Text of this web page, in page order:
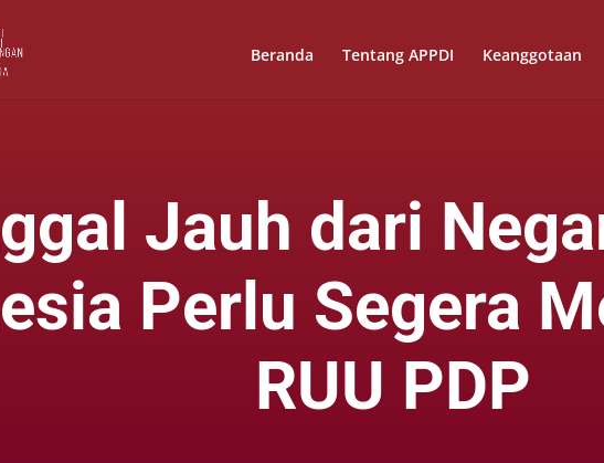
Beranda Tentang APPDI Keanggotaan
Jauh dari
Perlu Segera
RUU PDP